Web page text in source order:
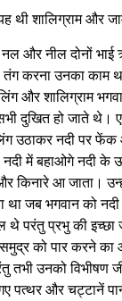
थी शालिग्राम और
नल और नील दोनों
तंग करना उनका काम
और शालिग्राम
दुखित हो जाते थे।
उठाकर नदी पर फेंक
में बहाओगे नदी के
किनारे आ जाता।
था जब भगवान को
परंतु प्रभु की इच्छा
समुद्र को पार करने
उनको विभीषण
पत्थर और चट्टानें